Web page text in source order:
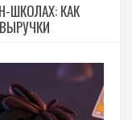
ШКОЛАХ: КАК